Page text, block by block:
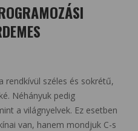
rendkívül széles és sokrétű,
Néhányuk pedig
a világnyelvek. Ez esetben
van, hanem mondjuk C-s